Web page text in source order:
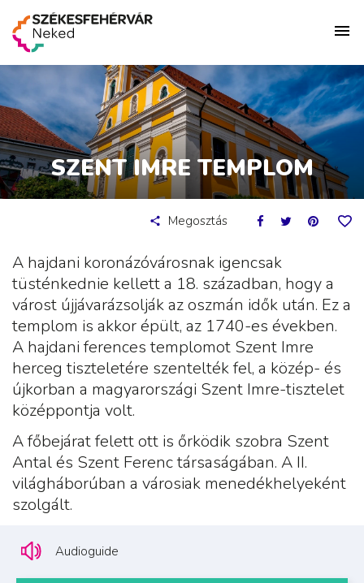
SZENT IMRE TEMPLOM
Megosztás
A hajdani koronázóvárosnak igencsak
tüsténkednie kellett a 18. században, hogy a
várost újjávarázsolják az oszmán idők után. Ez a
templom is akkor épült, az 1740-es években.
A hajdani ferences templomot Szent Imre
herceg tiszteletére szentelték fel, a közép- és
újkorban a magyarországi Szent Imre-tisztelet
középpontja volt.
A főbejárat felett ott is őrködik szobra Szent
Antal és Szent Ferenc társaságában. A II.
világháborúban a városiak menedékhelyeként
szolgált.
Audioguide